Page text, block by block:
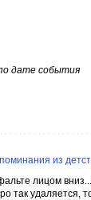
дате события
из
лицом вниз...
так удаляется,